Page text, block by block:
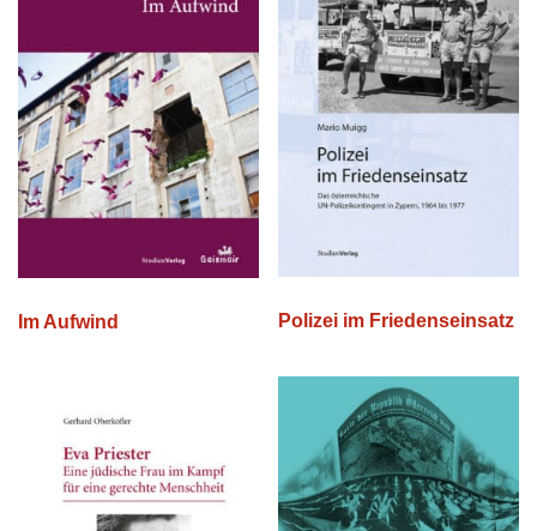
Im Aufwind Polizei im Friedenseinsatz